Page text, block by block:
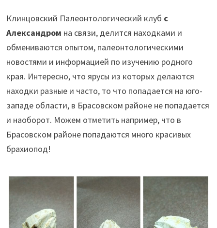
Клинцовский Палеонтологический клуб с
Александром на связи, делится находками и
обмениваются опытом, палеонтологическими
новостями и информацией по изучению родного
края. Интересно, что ярусы из которых делаются
находки разные и часто, то что попадается на юго-
западе области, в Брасовском районе не попадается
и наоборот. Можем отметить например, что в
Брасовском районе попадаются много красивых
брахиопод!